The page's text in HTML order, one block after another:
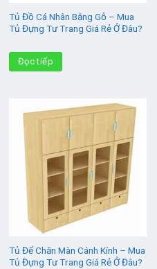
Tủ Đồ Cá Nhân Bằng Gỗ – Mua
Tủ Đựng Tư Trang Giá Rẻ Ở Đâu?
Đọc tiếp
Tủ Để Chăn Màn Cánh Kính – Mua
Tủ Đựng Tư Trang Giá Rẻ Ở Đâu?